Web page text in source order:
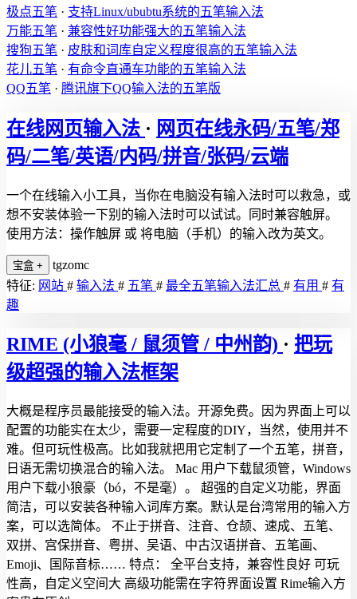
极点五笔 · 支持Linux/ububtu系统的五笔输入法
万能五笔 · 兼容性好功能强大的五笔输入法
搜狗五笔 · 皮肤和词库自定义程度很高的五笔输入法
花儿五笔 · 有命令直通车功能的五笔输入法
QQ五笔 · 腾讯旗下QQ输入法的五笔版
在线网页输入法 · 网页在线永码/五笔/郑
码/二笔/英语/内码/拼音/张码/云端
一个在线输入小工具，当你在电脑没有输入法时可以救急，或
想不安装体验一下别的输入法时可以试试。同时兼容触屏。
使用方法：操作触屏 或 将电脑（手机）的输入改为英文。
宝盒 +
tgzomc
特征: 网站 # 输入法 # 五笔 # 最全五笔输入法汇总 # 有用 # 有
趣
RIME (小狼毫 / 鼠须管 / 中州韵) · 把玩
级超强的输入法框架
大概是程序员最能接受的输入法。开源免费。因为界面上可以
配置的功能实在太少，需要一定程度的DIY，当然，使用并不
难。但可玩性极高。比如我就把用它定制了一个五笔，拼音，
日语无需切换混合的输入法。 Mac 用户下载鼠须管，Windows
用户下载小狼豪（bó，不是毫）。 超强的自定义功能，界面
简洁，可以安装各种输入词库方案。默认是台湾常用的输入方
案，可以选简体。 不止于拼音、注音、仓颉、速成、五笔、
双拼、宫保拼音、粤拼、吴语、中古汉语拼音、五笔画、
Emoji、国际音标…… 特点： 全平台支持，兼容性良好 可玩
性高，自定义空间大 高级功能需在字符界面设置 Rime输入方